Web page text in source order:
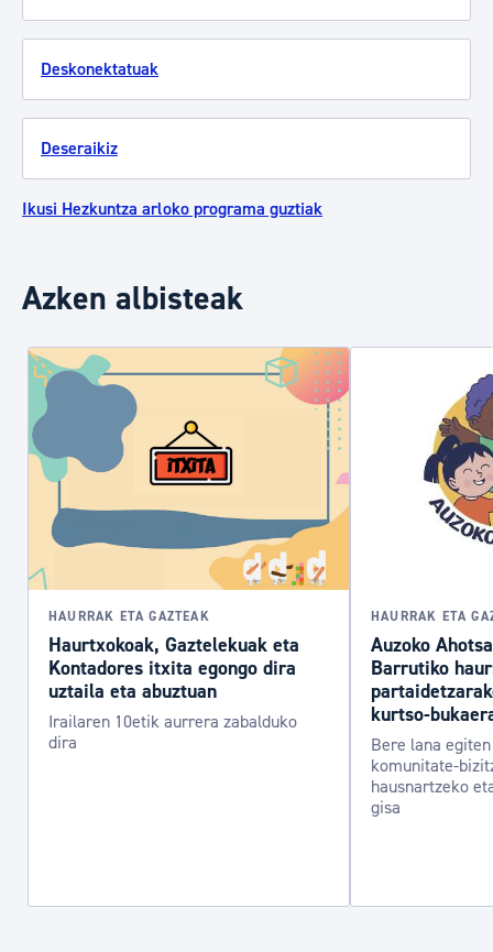
Deskonektatuak
Deseraikiz
Ikusi Hezkuntza arloko programa guztiak
Azken albisteak
HAURRAK ETA GAZTEAK
Haurtxokoak, Gaztelekuak eta
Kontadores itxita egongo dira
uztaila eta abuztuan
Irailaren 10etik aurrera zabalduko
dira
HAURRAK ETA
Auzoko
Barrutiko
kurtso-
Bere lana
komunitate-
hausnartzeko
gisa